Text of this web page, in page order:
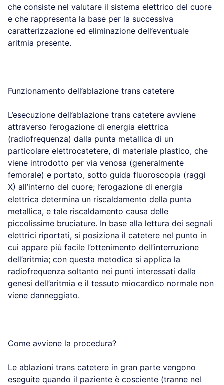
che consiste nel valutare il sistema elettrico del cuore
e che rappresenta la base per la successiva
caratterizzazione ed eliminazione dell’eventuale
aritmia presente.
Funzionamento dell’ablazione trans catetere
L’esecuzione dell’ablazione trans catetere avviene
attraverso l’erogazione di energia elettrica
(radiofrequenza) dalla punta metallica di un
particolare elettrocatetere, di materiale plastico, che
viene introdotto per via venosa (generalmente
femorale) e portato, sotto guida fluoroscopia (raggi
X) all’interno del cuore; l’erogazione di energia
elettrica determina un riscaldamento della punta
metallica, e tale riscaldamento causa delle
piccolissime bruciature. In base alla lettura dei segnali
elettrici riportati, si posiziona il catetere nel punto in
cui appare più facile l’ottenimento dell’interruzione
dell’aritmia; con questa metodica si applica la
radiofrequenza soltanto nei punti interessati dalla
genesi dell’aritmia e il tessuto miocardico normale non
viene danneggiato.
Come avviene la procedura?
Le ablazioni trans catetere in gran parte vengono
eseguite quando il paziente è cosciente (tranne nel